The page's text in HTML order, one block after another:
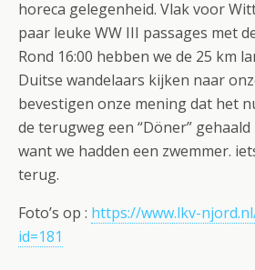
horeca gelegenheid. Vlak voor
paar leuke WW III passages met
Rond 16:00 hebben we de 25 km
Duitse wandelaars kijken naar
bevestigen onze mening dat het
de terugweg een “Döner”
want we hadden een zwemmer.
terug.
Foto’s op : https://www.lkv-
id=181